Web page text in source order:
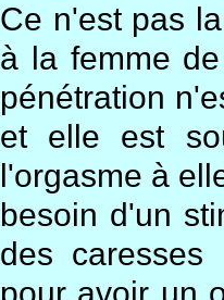
Ce n'est pas
à la femme
pénétration
et elle est
l'orgasme à
besoin d'un
des caresses